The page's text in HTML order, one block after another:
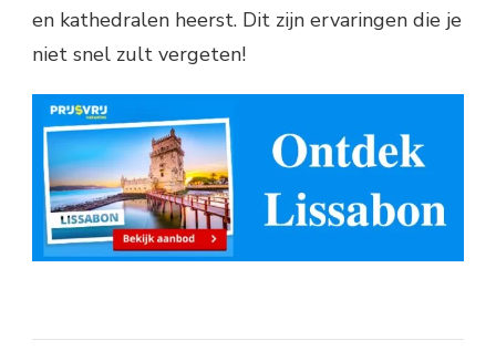
en kathedralen heerst. Dit zijn ervaringen die je
niet snel zult vergeten!